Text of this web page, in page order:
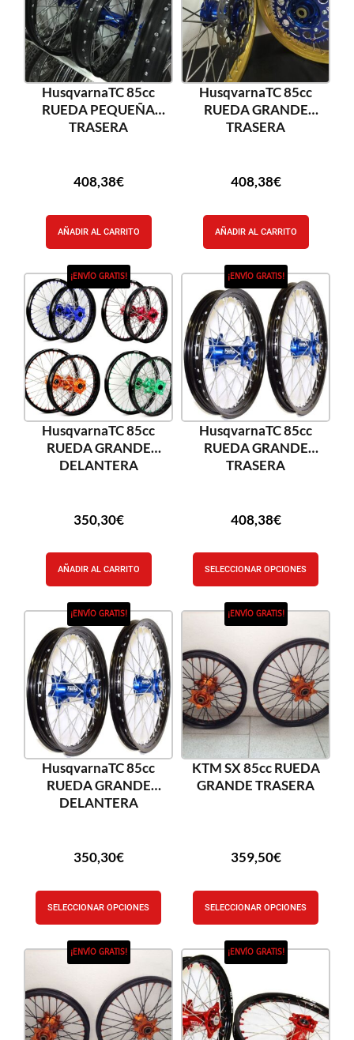
HusqvarnaTC 85cc
RUEDA PEQUEÑA
TRASERA
408,38€
AÑADIR AL CARRITO
HusqvarnaTC 85cc
RUEDA GRANDE
TRASERA
408,38€
AÑADIR AL CARRITO
¡ENVÍO GRATIS!
HusqvarnaTC 85cc
RUEDA GRANDE
DELANTERA
350,30€
AÑADIR AL CARRITO
¡ENVÍO GRATIS!
HusqvarnaTC 85cc
RUEDA GRANDE
TRASERA
408,38€
SELECCIONAR OPCIONES
¡ENVÍO GRATIS!
HusqvarnaTC 85cc
RUEDA GRANDE
DELANTERA
350,30€
SELECCIONAR OPCIONES
¡ENVÍO GRATIS!
KTM SX 85cc RUEDA
GRANDE TRASERA
359,50€
SELECCIONAR OPCIONES
¡ENVÍO GRATIS! ¡ENVÍO GRATIS!